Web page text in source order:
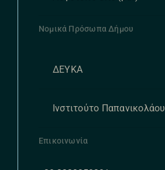
Νομικά Πρόσωπα Δήμου
ΔΕΥΚΑ
Ινστιτούτο Παπανικολάου
Επικοινωνία